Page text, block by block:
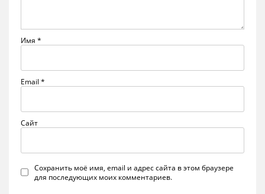
Имя *
Email *
Сайт
Сохранить моё имя, email и адрес сайта в этом браузере
для последующих моих комментариев.